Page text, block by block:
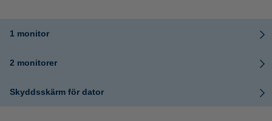
1 monitor
2 monitorer
Skyddsskärm för dator